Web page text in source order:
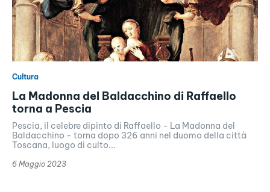
Cultura
La Madonna del Baldacchino di Raffaello
torna a Pescia
Pescia, il celebre dipinto di Raffaello - La Madonna del
Baldacchino - torna dopo 326 anni nel duomo della città
Toscana, luogo di culto...
6 Maggio 2023